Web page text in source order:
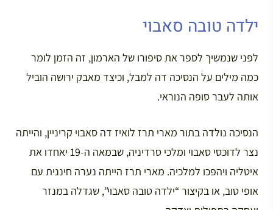
ילדה טובה סאבוי
לפני שנמשיך לספר את סיפורו של הארמון, זה הזמן לומר
כמה מילים על הנסיכה דה למבל, וכיצד מאבק ירושה הוביל
אותה לעבר סופה הנוראי.
הנסיכה נולדה בתור מארי תרז לואיז דה סאבוי קריניין, והייתה
נצר לדוכסי סאבוי ומלכי סרדיניה, שבמאה ה-19 יאחדו את
איטליה ויהפכו למלכיה. מארי תרז הייתה נערה חיננית עם
אופי טוב, או בקיצור “ילדה טובה סאבוי”, שגדלה במנזר